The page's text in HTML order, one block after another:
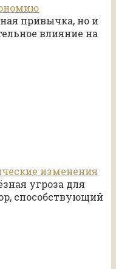
привычка, но и
влияние на
изменения
угроза для
способствующий